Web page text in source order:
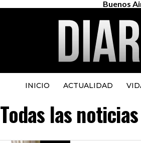
Buenos
INICIO ACTUALIDAD
Todas las